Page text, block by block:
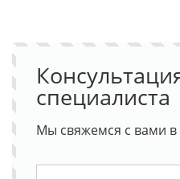
специалиста
Мы свяжемся с вами в